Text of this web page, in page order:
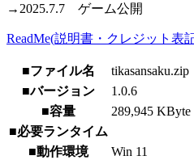
→2025.7.7 ゲーム公開
ReadMe(説明書・クレジット表
■ファイル名
tikasansaku.zip
■バージョン
1.0.6
■容量
289,945 KByte
■必要ランタイム
■動作環境
Win 11